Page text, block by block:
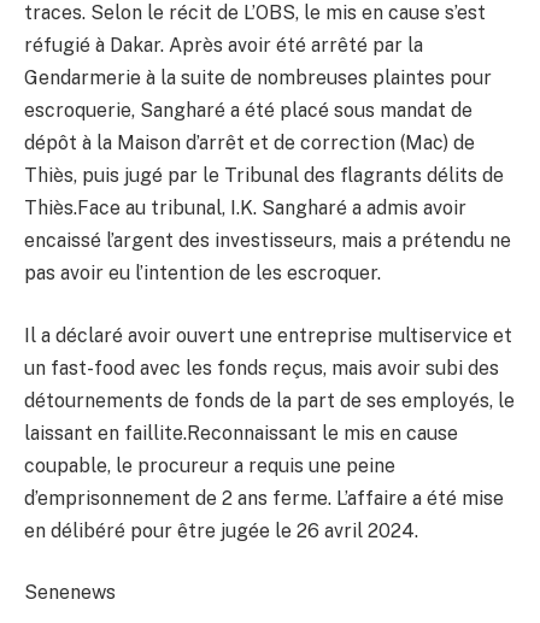
traces. Selon le récit de L’OBS, le mis en cause s’est
réfugié à Dakar. Après avoir été arrêté par la
Gendarmerie à la suite de nombreuses plaintes pour
escroquerie, Sangharé a été placé sous mandat de
dépôt à la Maison d’arrêt et de correction (Mac) de
Thiès, puis jugé par le Tribunal des flagrants délits de
Thiès.Face au tribunal, I.K. Sangharé a admis avoir
encaissé l’argent des investisseurs, mais a prétendu ne
pas avoir eu l’intention de les escroquer.
Il a déclaré avoir ouvert une entreprise multiservice et
un fast-food avec les fonds reçus, mais avoir subi des
détournements de fonds de la part de ses employés, le
laissant en faillite.Reconnaissant le mis en cause
coupable, le procureur a requis une peine
d’emprisonnement de 2 ans ferme. L’affaire a été mise
en délibéré pour être jugée le 26 avril 2024.
Senenews